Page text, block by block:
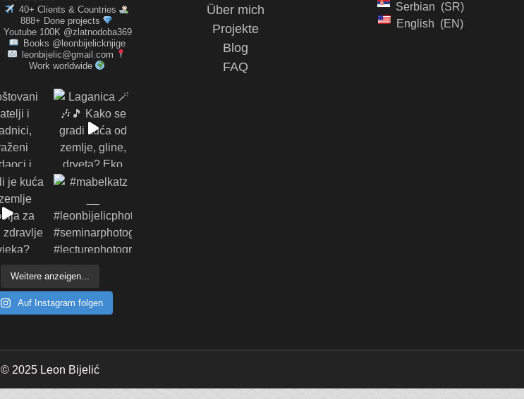
40+ Clients & Countries
888+ Done projects
Youtube 100K @zlatnodoba369
Books @leonbijelicknjige
leonbijelic@gmail.com
Work worldwide
Weitere anzeigen...
Auf Instagram folgen
Über mich
Projekte
Blog
FAQ
Serbian
SR
English
EN
© 2025 Leon Bijelić